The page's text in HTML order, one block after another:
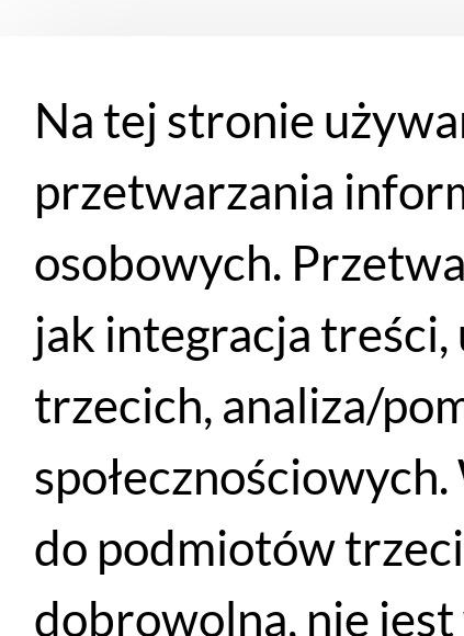
Specyfikacja techniczna
Podobne produkty
Na tej stronie
przetwarzania
osobowych.
jak integracja
trzecich, analiza/
do podmiotów
dobrowolna, nie